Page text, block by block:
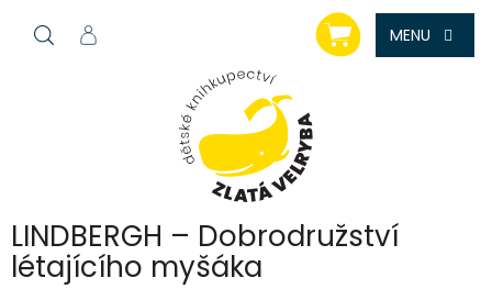
NÁKUPNÍ
KOŠÍK
LINDBERGH – Dobrodružství
létajícího myšáka